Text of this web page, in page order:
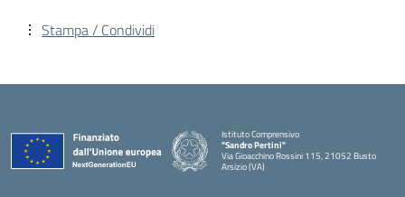
Stampa / Condividi
Istituto Comprensivo
"Sandro Pertini"
Via Gioacchino Rossini 115, 21052 Busto
Arsizio (VA)